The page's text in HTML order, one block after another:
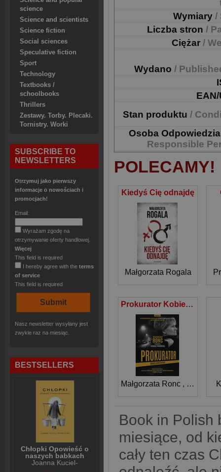
science
Science and scientists
Science fiction
Social sciences
Speculative fiction
Sport
Technology
Textbooks /
schoolbooks
Thrillers
Zestawy. Torby. Plecaki.
Tornistry. Worki
SUBSCRIBE TO
NEWSLETTERS
Otrzymuj jako pierwszy
informacje o nowościach i
promocjach!
Email:
Wyrażam zgodę na
otrzymywanie oferty handlowej.
Więcej
This field is required
I hereby agree with the terms
of service
This field is required
Nasz newsletter wysyłany jest
zwykle raz na miesiąc.
BESTSELLERS
Chłopki Opowieść o
naszych babkach
Joanna Kuciel-
Wymiary /
Liczba stron /
Ciężar /
Wydano /
Stan produktu /
Osoba
Responsible
POLECAMY!
Kiedyś Cię odnajdę
Małgorzata Rogala
Prokurator Kobieta która się nie bała
Małgorzata Ronc , Joanna
Book in Polish
miesiące, od
cały ten czas